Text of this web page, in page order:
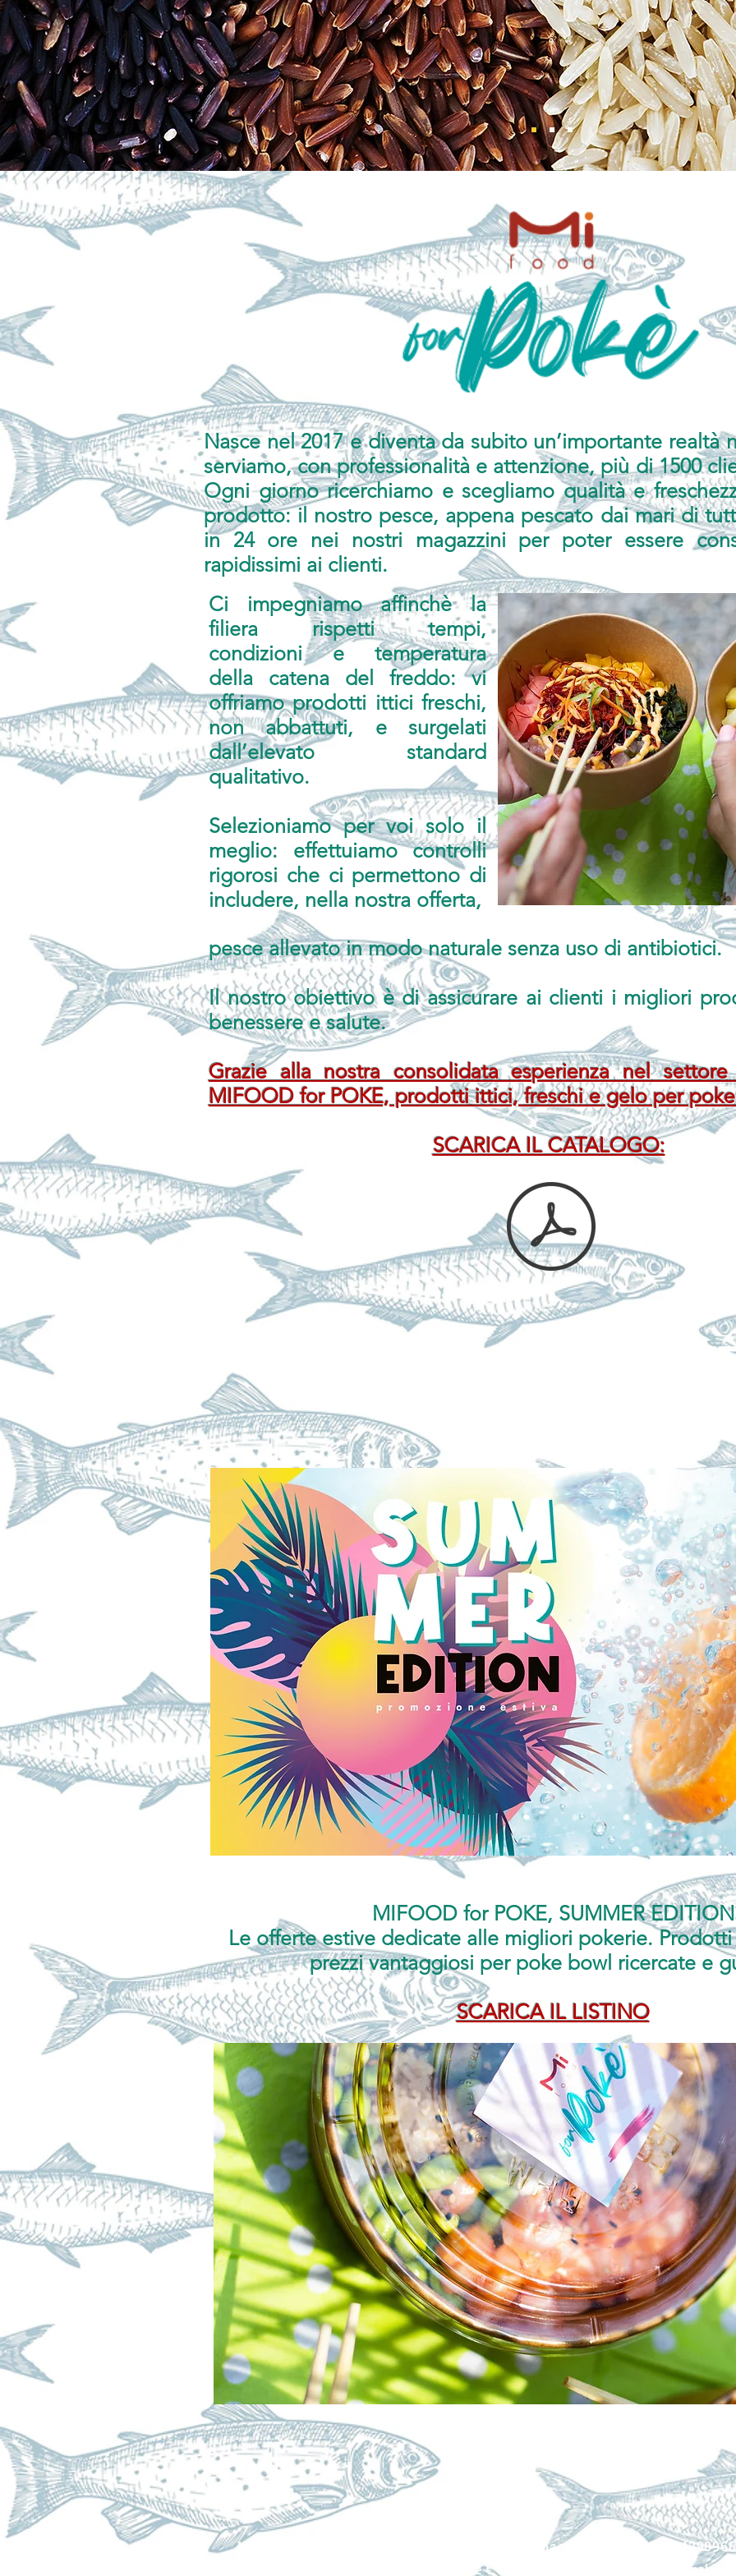
Nasce nel 2017 e diventa da subito un’importante realtà
serviamo, con professionalità e attenzione, più di 1500
Ogni giorno ricerchiamo e scegliamo qualità e
prodotto: il nostro pesce, appena pescato dai mari di
in 24 ore nei nostri magazzini per poter essere
rapidissimi ai clienti.
Ci impegniamo affinchè la
filiera rispetti tempi,
condizioni e temperatura
della catena del freddo: vi
offriamo prodotti ittici freschi,
non abbattuti, e surgelati
dall’elevato standard
qualitativo.
Selezioniamo per voi solo il
meglio: effettuiamo controlli
rigorosi che ci permettono di
includere, nella nostra offerta,
pesce allevato in modo naturale senza uso di antibiotici.
Il nostro obiettivo è di assicurare ai clienti i migliori
benessere e salute.
Grazie alla nostra consolidata esperienza nel
MIFOOD for POKE, prodotti ittici, freschi e gelo per
SCARICA IL CATALOGO:
PROMOZIONI
MIFOOD for POKE, SUMMER EDITION
Le offerte estive dedicate alle migliori pokerie.
prezzi vantaggiosi per poke bowl ricercate e
SCARICA IL LISTINO
MI FOOD SRL - Via Delle Querce, 3, 20020 Magnago MI – P.IVA
Capitale sociale € 150.000,00 i.v. – info@mifoodsrl.it